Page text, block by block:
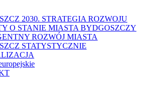
2030. STRATEGIA ROZWOJU
O STANIE MIASTA BYDGOSZCZY
ROZWÓJ MIASTA
STATYSTYCZNIE